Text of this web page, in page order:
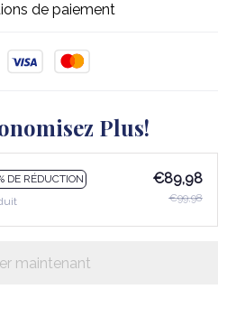
de paiement
Plus!
DE RÉDUCTION
€89,98
€99,98
maintenant